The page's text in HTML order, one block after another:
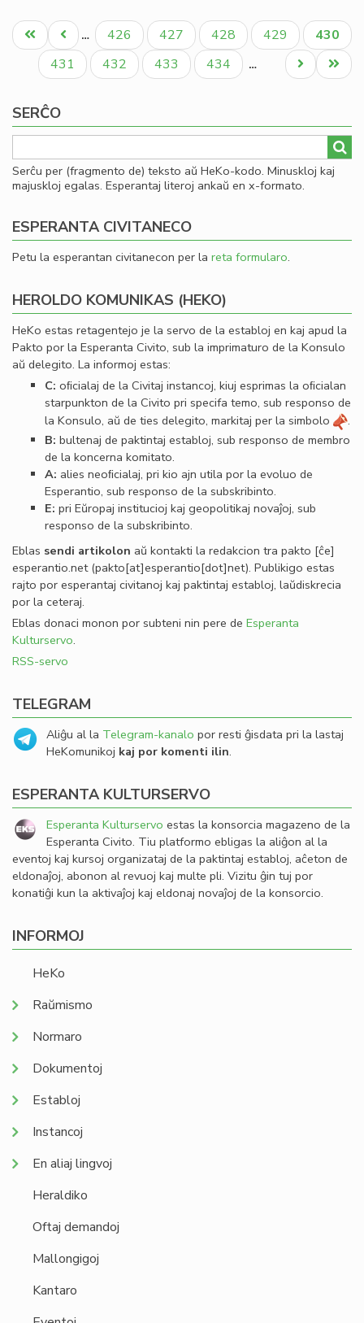
Pagination
Unua
paĝo
Antaŭa
paĝo
… Paĝo
426 Paĝo
427 Paĝo
428 Paĝo
429
Aktuala
paĝo
430
Paĝo
431 Paĝo
432 Paĝo
433 Paĝo
434 …
Last
page
Next
page
SERĈO
Serĉu per (fragmento de) teksto aŭ HeKo-kodo. Minuskloj kaj
majuskloj egalas. Esperantaj literoj ankaŭ en x-formato.
ESPERANTA CIVITANECO
Petu la esperantan civitanecon per la reta formularo.
HEROLDO KOMUNIKAS (HEKO)
HeKo estas retagentejo je la servo de la establoj en kaj apud la
Pakto por la Esperanta Civito, sub la imprimaturo de la Konsulo
aŭ delegito. La informoj estas:
C: oﬁcialaj de la Civitaj instancoj, kiuj esprimas la oﬁcialan
starpunkton de la Civito pri specifa temo, sub responso de
la Konsulo, aŭ de ties delegito, markitaj per la simbolo
.
B: bultenaj de paktintaj establoj, sub responso de membro
de la koncerna komitato.
A: alies neoﬁcialaj, pri kio ajn utila por la evoluo de
Esperantio, sub responso de la subskribinto.
E: pri Eŭropaj institucioj kaj geopolitikaj novaĵoj, sub
responso de la subskribinto.
Eblas sendi artikolon aŭ kontakti la redakcion tra pakto [ĉe]
esperantio.net(pakto[at]esperantio[dot]net). Publikigo estas
rajto por esperantaj civitanoj kaj paktintaj establoj, laŭdiskrecia
por la ceteraj.
Eblas donaci monon por subteni nin pere de Esperanta
Kulturservo.
RSS-servo
TELEGRAM
Aliĝu al la Telegram-kanalo por resti ĝisdata pri la lastaj
HeKomunikoj kaj por komenti ilin.
ESPERANTA KULTURSERVO
Esperanta Kulturservo estas la konsorcia magazeno de la
Esperanta Civito. Tiu platformo ebligas la aliĝon al la
eventoj kaj kursoj organizataj de la paktintaj establoj, aĉeton de
eldonaĵoj, abonon al revuoj kaj multe pli. Vizitu ĝin tuj por
konatiĝi kun la aktivaĵoj kaj eldonaj novaĵoj de la konsorcio.
INFORMOJ
HeKo
Raŭmismo
Normaro
Dokumentoj
Establoj
Instancoj
En aliaj lingvoj
Heraldiko
Oftaj demandoj
Mallongigoj
Kantaro